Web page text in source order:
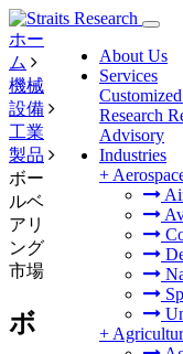
About Us
Services
Research
Advisory
Industries
+
+
ホー
ム
機械
設備
工業
製品
ボー
ルベ
アリ
ング
市場
ボ